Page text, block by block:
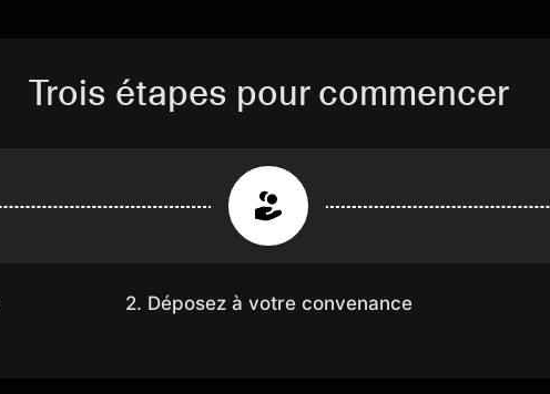
Trois étapes pour commencer
2. Déposez à votre convenance